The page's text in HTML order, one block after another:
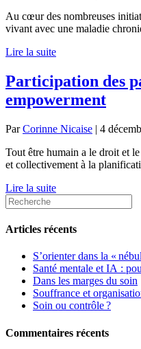
Au cœur des nombreuses
vivant avec une maladie
Lire la suite
Participation des
empowerment
ParCorinne Nicaise | 4
Tout être humain a le droit et
et collectivement à la
Lire la suite
Articles récents
S’orienter dans la «
Santé mentale et IA :
Dans les marges du soin
Souffrance et
Soin ou contrôle ?
Commentaires récents